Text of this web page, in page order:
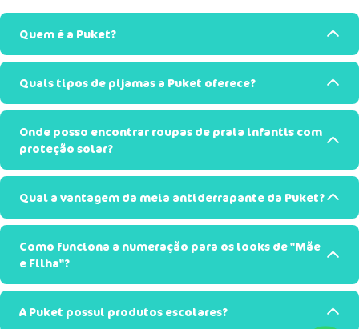
Quem é a Puket?
Quais tipos de pijamas a Puket oferece?
Onde posso encontrar roupas de praia infantis com
proteção solar?
Qual a vantagem da meia antiderrapante da Puket?
Como funciona a numeração para os looks de "Mãe
e Filha"?
A Puket possui produtos escolares?